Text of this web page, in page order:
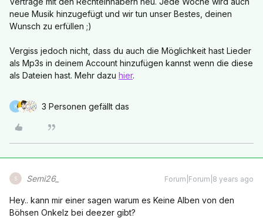
neue Musik hinzugefügt und wir tun unser Bestes, deinen
Wunsch zu erfüllen ;)
Vergiss jedoch nicht, dass du auch die Möglichkeit hast Lieder
als Mp3s in deinem Account hinzufügen kannst wenn die diese
als Dateien hast. Mehr dazu hier.
K 3 Personen gefällt das
S Semi26_ Forum|Forum|8 years ago
Hey.. kann mir einer sagen warum es Keine Alben von den
Böhsen Onkelz bei deezer gibt?